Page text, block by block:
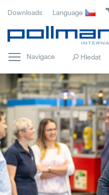
Downloads Language
Navigace